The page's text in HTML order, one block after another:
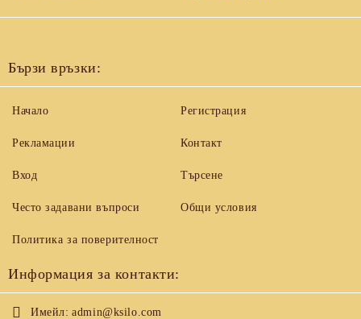
Бързи връзки:
Начало
Рекламации
Вход
Често задавани въпроси
Регистрация
Контакт
Търсене
Общи условия
Политика за поверителност
Информация за контакти:
Имейл: admin@ksilo.com